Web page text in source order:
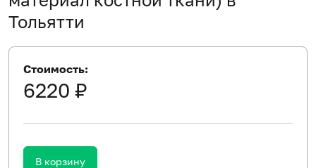
Тольятти
Стоимость:
6220 ₽
В корзину